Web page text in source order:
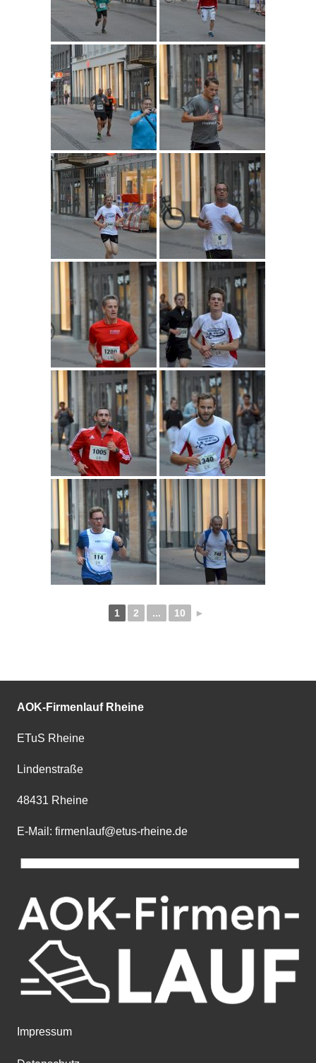
1 2 ... 10 ►
AOK-Firmenlauf Rheine
ETuS Rheine
Lindenstraße
48431 Rheine
E-Mail: firmenlauf@etus-rheine.de
Impressum